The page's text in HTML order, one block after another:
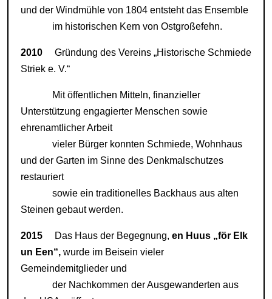
und der Windmühle von 1804 entsteht das Ensemble
im historischen Kern von Ostgroßefehn.
2010
Gründung des Vereins „Historische Schmiede
Striek e. V.“
Mit öffentlichen Mitteln, finanzieller
Unterstützung engagierter Menschen sowie
ehrenamtlicher Arbeit
vieler Bürger konnten Schmiede, Wohnhaus
und der Garten im Sinne des Denkmalschutzes
restauriert
sowie ein traditionelles Backhaus aus alten
Steinen gebaut werden.
2015 Das Haus der Begegnung, en Huus „för Elk
un Een“, wurde im Beisein vieler
Gemeindemitglieder und
der Nachkommen der Ausgewanderten aus